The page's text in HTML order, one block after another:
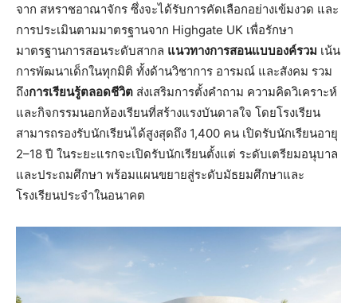
จาก สหราชอาณาจักร ซึ่งจะได้รับการคัดเลือกอย่างเข้มงวด และ
การประเมินตามมาตรฐานจาก Highgate UK เพื่อรักษา
มาตรฐานการสอนระดับสากล แนวทางการสอนแบบองค์รวม เน้น
การพัฒนาเด็กในทุกมิติ ทั้งด้านวิชาการ อารมณ์ และสังคม รวม
ถึงการเรียนรู้ตลอดชีวิต ส่งเสริมการตั้งคำถาม ความคิดวิเคราะห์
และกิจกรรมนอกห้องเรียนที่สร้างแรงบันดาลใจ โดยโรงเรียน
สามารถรองรับนักเรียนได้สูงสุดถึง 1,400 คน เปิดรับนักเรียนอายุ
2–18 ปี ในระยะแรกจะเปิดรับนักเรียนตั้งแต่ ระดับเตรียมอนุบาล
และประถมศึกษา พร้อมแผนขยายสู่ระดับมัธยมศึกษาและ
โรงเรียนประจำในอนาคต